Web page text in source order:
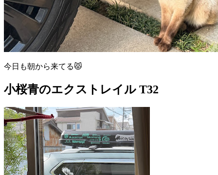
今日も朝から来てる😾
小桜青のエクストレイル T32